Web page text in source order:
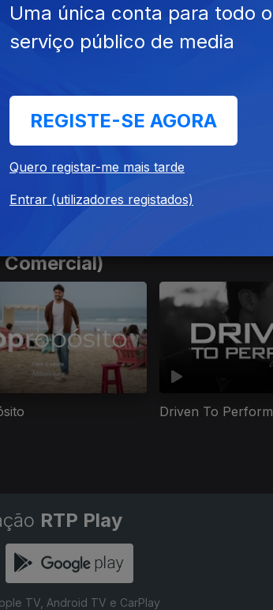
Driven To Perform
RTP Play
TV, Android TV e CarPlay
Uma única conta para todo o
serviço público de media
REGISTE-SE AGORA
Quero registar-me mais tarde
Entrar (utilizadores registados)